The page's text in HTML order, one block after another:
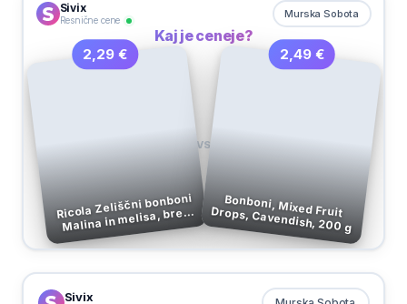
Sivix
Resnične cene
Murska Sobota
Kaj je ceneje?
2,29 €
Ricola Zeliščni bonboni
Malina in melisa, brez
sladkorja, 75 g
VS
2,49 €
Bonboni, Mixed Fruit
Drops, Cavendish, 200 g
Sivix